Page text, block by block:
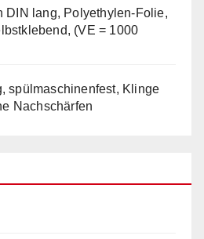
DIN lang, Polyethylen-Folie,
(VE = 1000
spülmaschinenfest, Klinge
Nachschärfen